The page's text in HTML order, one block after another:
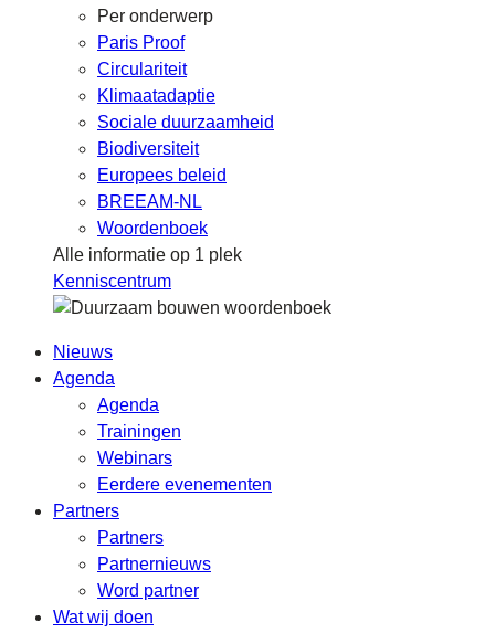
Per onderwerp
Paris Proof
Circulariteit
Klimaatadaptie
Sociale duurzaamheid
Biodiversiteit
Europees beleid
BREEAM-NL
Woordenboek
Alle informatie op 1 plek
Kenniscentrum
Nieuws
Agenda
Agenda
Trainingen
Webinars
Eerdere evenementen
Partners
Partners
Partnernieuws
Word partner
Wat wij doen